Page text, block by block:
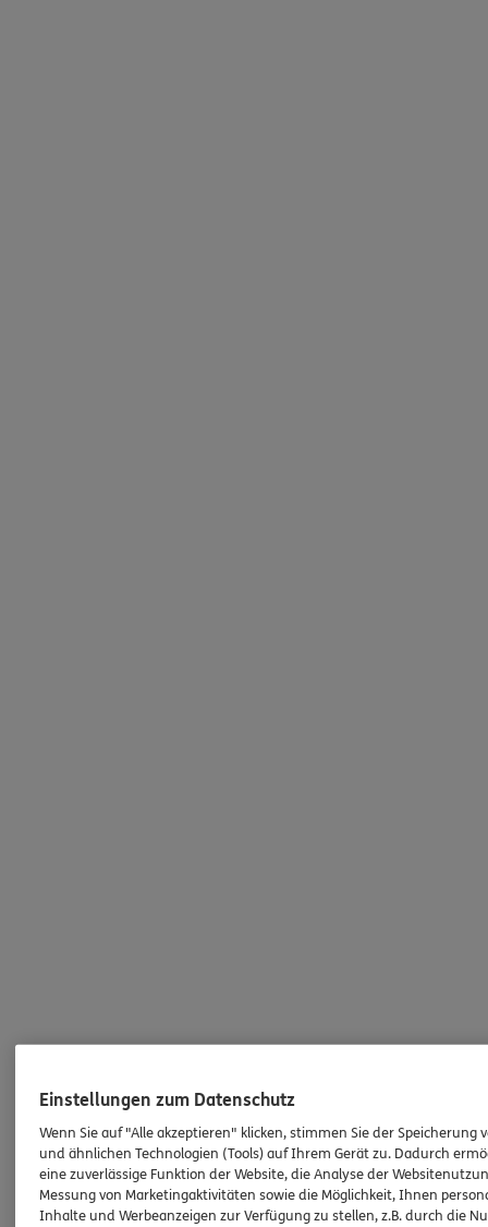
Einstellungen zum Datenschutz
Wenn Sie auf "Alle akzeptieren" klicken, stimmen Sie der Speicherung
und ähnlichen Technologien (Tools) auf Ihrem Gerät zu. Dadurch
eine zuverlässige Funktion der Website, die Analyse der
Messung von Marketingaktivitäten sowie die Möglichkeit, Ihnen
Inhalte und Werbeanzeigen zur Verfügung zu stellen, z.B. durch die